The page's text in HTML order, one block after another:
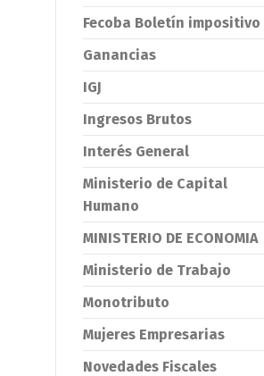
Fecoba Boletín impositivo
Ganancias
IGJ
Ingresos Brutos
Interés General
Ministerio de Capital
Humano
MINISTERIO DE ECONOMIA
Ministerio de Trabajo
Monotributo
Mujeres Empresarias
Novedades Fiscales